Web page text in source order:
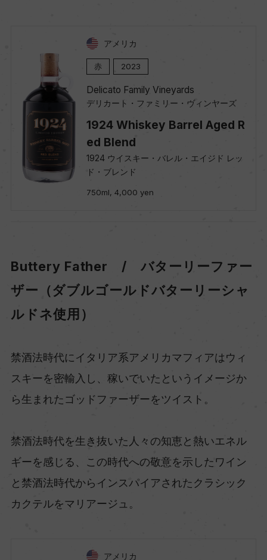
アメリカ
赤 2023
Delicato Family Vineyards
デリカート・ファミリー・ヴィンヤーズ
1924 Whiskey Barrel Aged R
ed Blend
1924 ウイスキー・バレル・エイジド レッ
ド・ブレンド
750ml, 4,000 yen
Buttery Father / バターリーファー
ザー（ダブルゴールドバターリーシャ
ルドネ使用）
禁酒法時代にイタリア系アメリカマフィアはウィ
スキーを密輸入し、稼いでいたというイメージか
ら生まれたゴッドファーザーをツイスト。
禁酒法時代を生き抜いた人々の知恵と熱いエネル
ギーを感じる、この時代への敬意を示したワイン
と禁酒法時代からインスパイアされたクラシック
カクテルをマリアージュ。
アメリカ